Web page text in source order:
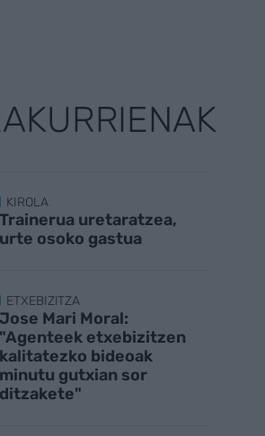
KIROLA
Trainerua uretaratzea,
urte osoko gastua
ETXEBIZITZA
Jose Mari Moral:
"Agenteek etxebizitzen
kalitatezko bideoak
minutu gutxian sor
ditzakete"